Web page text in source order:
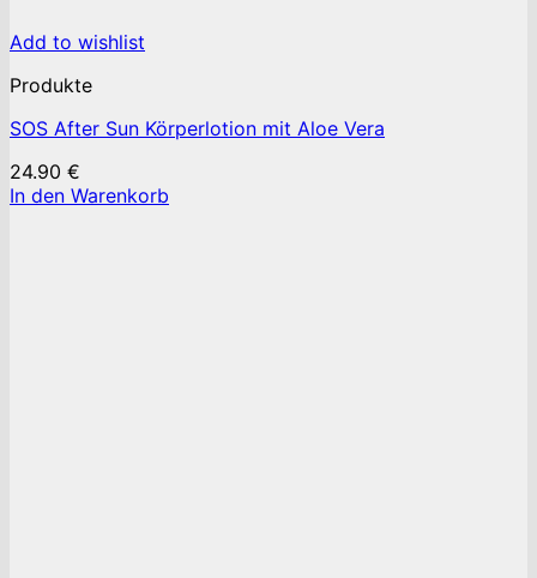
Add to wishlist
Produkte
SOS After Sun Körperlotion mit Aloe Vera
24.90 €
In den Warenkorb